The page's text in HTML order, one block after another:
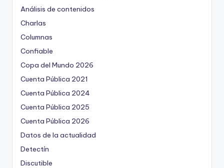
Análisis de contenidos
Charlas
Columnas
Confiable
Copa del Mundo 2026
Cuenta Pública 2021
Cuenta Pública 2024
Cuenta Pública 2025
Cuenta Pública 2026
Datos de la actualidad
Detectín
Discutible